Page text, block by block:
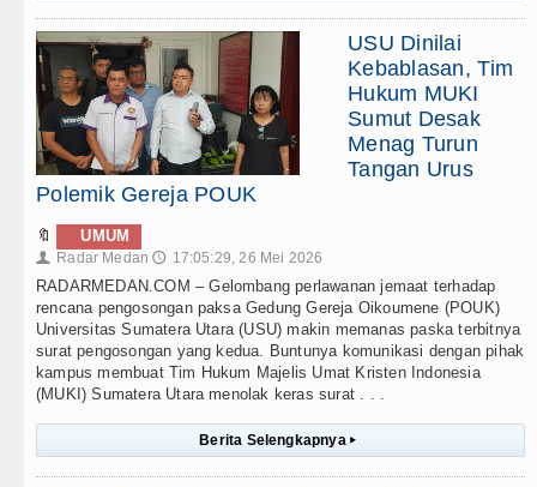
USU Dinilai
Kebablasan, Tim
Hukum MUKI
Sumut Desak
Menag Turun
Tangan Urus
Polemik Gereja POUK
🔖 UMUM
👤 Radar Medan 🕔 17:05:29, 26 Mei 2026
RADARMEDAN.COM – Gelombang perlawanan jemaat terhadap
rencana pengosongan paksa Gedung Gereja Oikoumene (POUK)
Universitas Sumatera Utara (USU) makin memanas paska terbitnya
surat pengosongan yang kedua. Buntunya komunikasi dengan pihak
kampus membuat Tim Hukum Majelis Umat Kristen Indonesia
(MUKI) Sumatera Utara menolak keras surat . . .
Berita Selengkapnya ▸